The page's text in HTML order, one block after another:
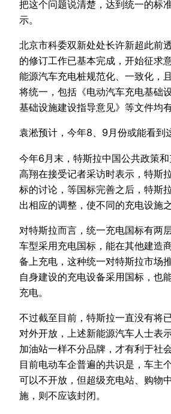
把这个问题说清楚，达到统一的标
示。
北京市科委双新处处长许新超此前
的修订工作已基本完成，开始征求
能源汽车充电桩规范化、一致化，
将统一，包括《电动汽车充电基础
基础设施建设指导意见》等文件均
袁淞预计，今年8、9月份或能看到
今年6月末，特斯拉中国公共政策
高翔在接受记者采访时表示，特斯
标的讨论，等国标完善之后，特斯
出相应的调整，使不同的充电设施
对特斯拉而言，统一充电国标有两
车型采用充电国标，能在其他建造
备上充电，这种统一对特斯拉市场
自身建设的充电设备采用国标，也
充电。
不过截至目前，特斯拉一直没有将
对外开放，上述新能源汽车人士表
加油站一样不分品牌，才有利于社
目前电动车企普遍的共识是，车主
可以不开放，但超级充电站、购物
施，则不应该封闭。